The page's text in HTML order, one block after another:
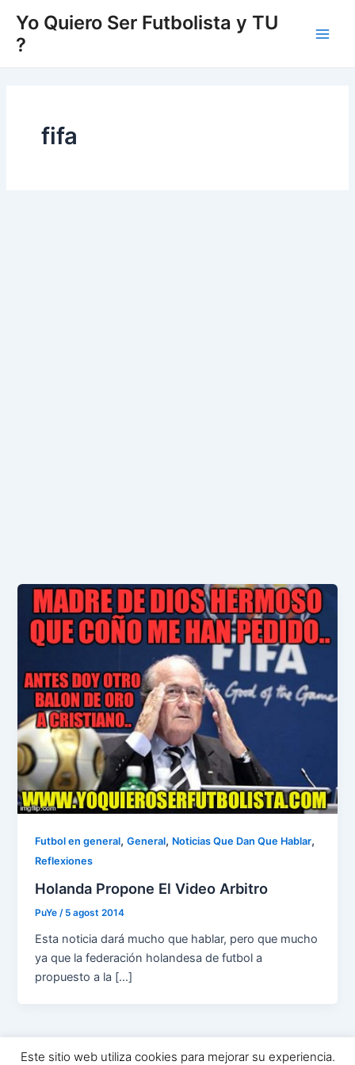
contingut
Yo Quiero Ser Futbolista y TU
?
fifa
Futbol en general,General, Noticias Que Dan Que Hablar,
Reflexiones
Holanda Propone El Video Arbitro
PuYe/ 5 agost 2014
Esta noticia dará mucho que hablar, pero que mucho
ya que la federación holandesa de futbol a
propuesto a la […]
Este sitio web utiliza cookies para mejorar su experiencia.